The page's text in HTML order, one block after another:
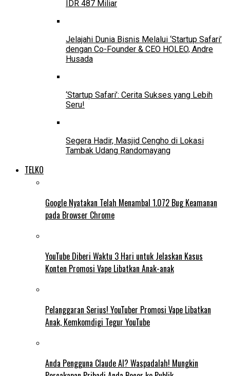
IDR 487 Miliar
Jelajahi Dunia Bisnis Melalui ‘Startup Safari’
dengan Co-Founder & CEO HOLEO, Andre
Husada
‘Startup Safari’: Cerita Sukses yang Lebih
Seru!
Segera Hadir, Masjid Cengho di Lokasi
Tambak Udang Randomayang
TELKO
Google Nyatakan Telah Menambal 1.072 Bug Keamanan
pada Browser Chrome
YouTube Diberi Waktu 3 Hari untuk Jelaskan Kasus
Konten Promosi Vape Libatkan Anak-anak
Pelanggaran Serius! YouTuber Promosi Vape Libatkan
Anak, Kemkomdigi Tegur YouTube
Anda Pengguna Claude AI? Waspadalah! Mungkin